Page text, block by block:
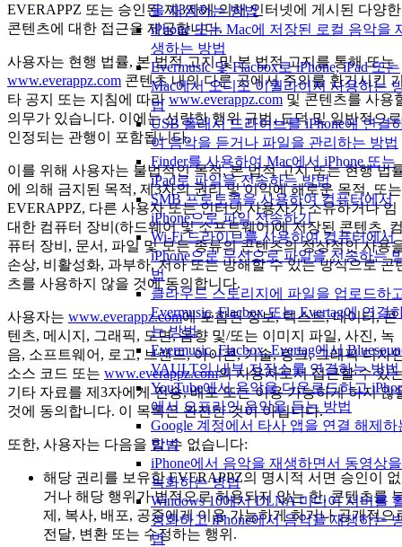
을 재생하는 방법
iPhone 또는 Mac에 저장된 로컬 음악을
생하는 방법
Evermusic 및 Flacbox로 iPhone, iPad 또는
Mac에서 오디오 이퀄라이저 사용하는
법
USB 플래시 드라이브를 iPhone에 연결
여 음악을 듣거나 파일을 관리하는 방법
Finder를 사용하여 Mac에서 iPhone 또는
iPad로 파일을 전송하는 방법
SMB 프로토콜을 사용하여 컴퓨터에서
iPhone으로 파일 전송하기
Wi-Fi 드라이브를 사용하여 컴퓨터에서
iPhone으로 무선으로 파일을 전송하는
법
클라우드 스토리지에 파일을 업로드하
Evermusic, Flacbox 또는 Evertag에 연결
는 방법
Evermusic, Flacbox, Evertag에서
VAULT의 내부 저장소를 연결하는 방법
YouTube에서 음악을 다운로드하고
에서 오프라인 음악을 듣는 방법
Google 계정에서 타사 앱을 연결 해제하
방법
iPhone에서 음악을 재생하면서 동영상을
녹화하는 방법
Windows 10에서 DLNA 미디어 서버를
성화하고 iPhone에서 음악을 재생하는
법
EVERAPPZ 또는 승인된 제3자에 의해 인터넷에 게시된 다양한
콘텐츠에 대한 접근을 제공합니다.
사용자는 현행 법률, 본 법적 고지 및 본 법적 고지를 통해 또는
www.everappz.com 콘텐츠 내의 다른 곳에서 주의를 환기시킨
타 공지 또는 지침에 따라 www.everappz.com 및 콘텐츠를 사용
의무가 있습니다. 이에는 선량한 행위 규범, 도덕 및 일반적으로
인정되는 관행이 포함됩니다.
이를 위해 사용자는 불법적인 목적, 본 법적 고지 또는 현행 법
에 의해 금지된 목적, 제3자의 권리 및 이익에 해로운 목적, 또는
EVERAPPZ, 다른 사용자 또는 인터넷 사용자가 소유하거나 임
대한 컴퓨터 장비(하드웨어 및 소프트웨어)에 저장된 콘텐츠,
퓨터 장비, 문서, 파일 및 모든 종류의 콘텐츠의 정상적인 사용
손상, 비활성화, 과부하, 저하 또는 방해할 수 있는 방식으로 콘
츠를 사용하지 않을 것에 동의합니다.
사용자는 www.everappz.com에 포함된 정보, 텍스트, 데이터, 콘
텐츠, 메시지, 그래픽, 도면, 음향 및/또는 이미지 파일, 사진, 녹
음, 소프트웨어, 로고, 브랜드, 아이콘, 기술, 링크, 그래픽 디자
소스 코드 또는 www.everappz.com의 사용자로서 접근할 수 있
기타 자료를 제3자에게 전송, 배포 또는 이용 가능하게 하지 않
것에 동의합니다. 이 목록은 완전한 것이 아닙니다.
또한, 사용자는 다음을 할 수 없습니다:
해당 권리를 보유한 EVERAPPZ의 명시적 서면 승인이 없
거나 해당 행위가 법적으로 허용되지 않는 한, 콘텐츠를
제, 복사, 배포, 공중에게 이용 가능하게 하거나 공개적으
전달, 변환 또는 수정하는 행위.